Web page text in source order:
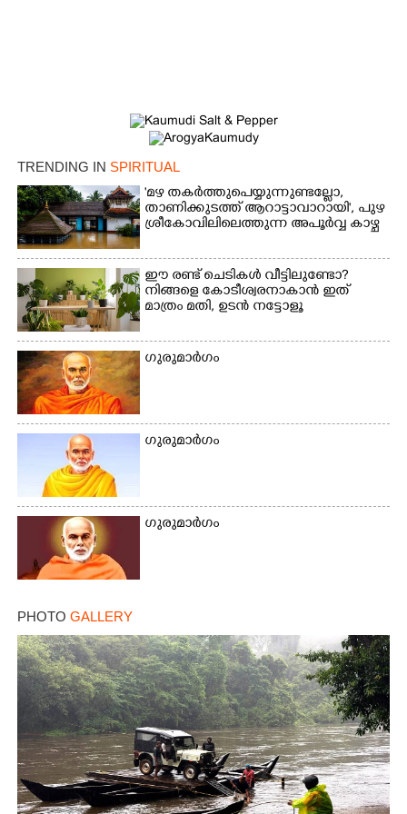
TRENDING IN SPIRITUAL
'മഴ തകർത്തുപെയ്യുന്നുണ്ടല്ലോ,​
താണിക്കുടത്ത് ആറാട്ടാവാറായി', പുഴ
ശ്രീകോവിലിലെത്തുന്ന അപൂർവ്വ കാഴ്ച
ഈ രണ്ട് ചെടികൾ വീട്ടിലുണ്ടോ?​
നിങ്ങളെ കോടീശ്വരനാകാൻ ഇത്
മാത്രം മതി,​ ഉടൻ നട്ടോളൂ
ഗുരുമാ‌ർഗം
ഗുരുമാർഗം
ഗുരുമാർഗം
PHOTO GALLERY